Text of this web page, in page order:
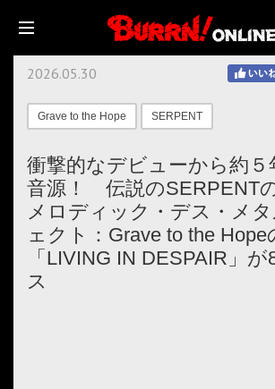
2026.05.30
Grave to the Hope SERPENT
衝撃的なデビューから約５
音源！ 伝説のSERPENT
メロディック・デス・メ
ェクト：Grave to the Hope
「LIVING IN DESPAIR」
ス